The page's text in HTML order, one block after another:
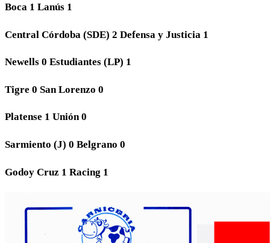
Boca 1 Lanús 1
Central Córdoba (SDE) 2 Defensa y Justicia 1
Newells 0 Estudiantes (LP) 1
Tigre 0 San Lorenzo 0
Platense 1 Unión 0
Sarmiento (J) 0 Belgrano 0
Godoy Cruz 1 Racing 1